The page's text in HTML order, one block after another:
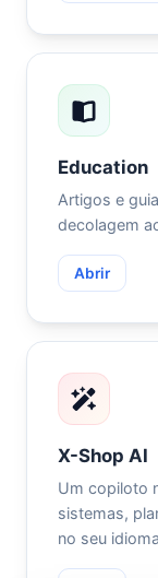
Education
Artigos e
decolagem
Abrir
X-Shop AI
Um copiloto
sistemas,
no seu